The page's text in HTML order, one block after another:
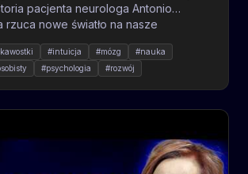
pacjenta neurologa Antonio
rzuca nowe światło na nasze
udowadniając, że emocje
racjonalnego myślenia, lecz jego
W eksperymencie Iowa
dowód na to, że intuicja to nie magia, a
sygnał fizjologiczny, którego często
#intuicja #mózg
#nauka
#psychologia #rozwój